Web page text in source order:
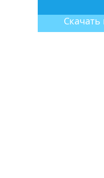
Скачать